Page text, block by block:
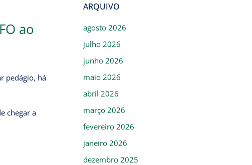
ao
pedágio, há
chegar a
ARQUIVO
agosto 2026
julho 2026
junho 2026
maio 2026
abril 2026
março 2026
fevereiro 2026
janeiro 2026
dezembro 2025